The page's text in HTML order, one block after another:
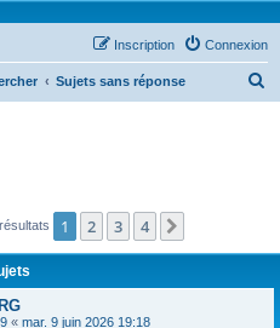
Connexion
Inscription
Sujets sans réponse
c
1 2 3 4
« mar. 9 juin 2026 19:18